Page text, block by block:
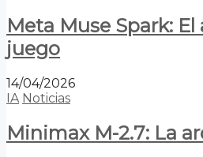
Meta Muse Spark:
juego
14/04/2026
IA Noticias
Minimax M-2.7: La